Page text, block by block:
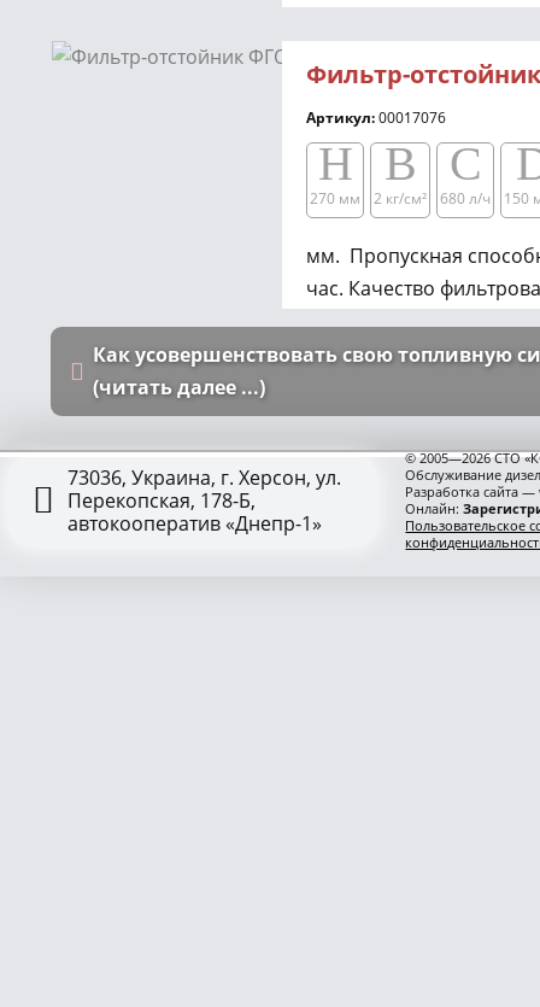
Фильтр-
Артикул:00017076
H
270 мм
B
2 кг/см²​​
C
680 л/ч 150
мм. Пропускная
час. Качество
Как усовершенствовать свою топливную
(читать далее ...)
73036, Украина, г. Херсон, ул.
Перекопская, 178-Б,
автокооператив «Днепр-1»
© 2005—2026 СТО
Обслуживание
Разработка сайта
Онлайн:
Пользовательское